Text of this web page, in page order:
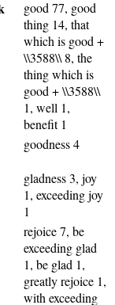
good 77, good
thing 14, that
which is good +
\\3588\\ 8, the
thing which is
good + \\3588\\
1, well 1,
benefit 1
goodness 4
gladness 3, joy
1, exceeding joy
1
rejoice 7, be
exceeding glad
1, be glad 1,
greatly rejoice 1,
with exceeding